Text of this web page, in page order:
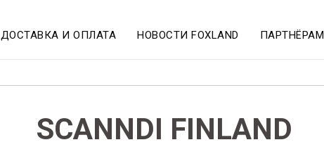
ДОСТАВКА И ОПЛАТА НОВОСТИ FOXLAND ПАРТНЁРАМ
SCANNDI FINLAND